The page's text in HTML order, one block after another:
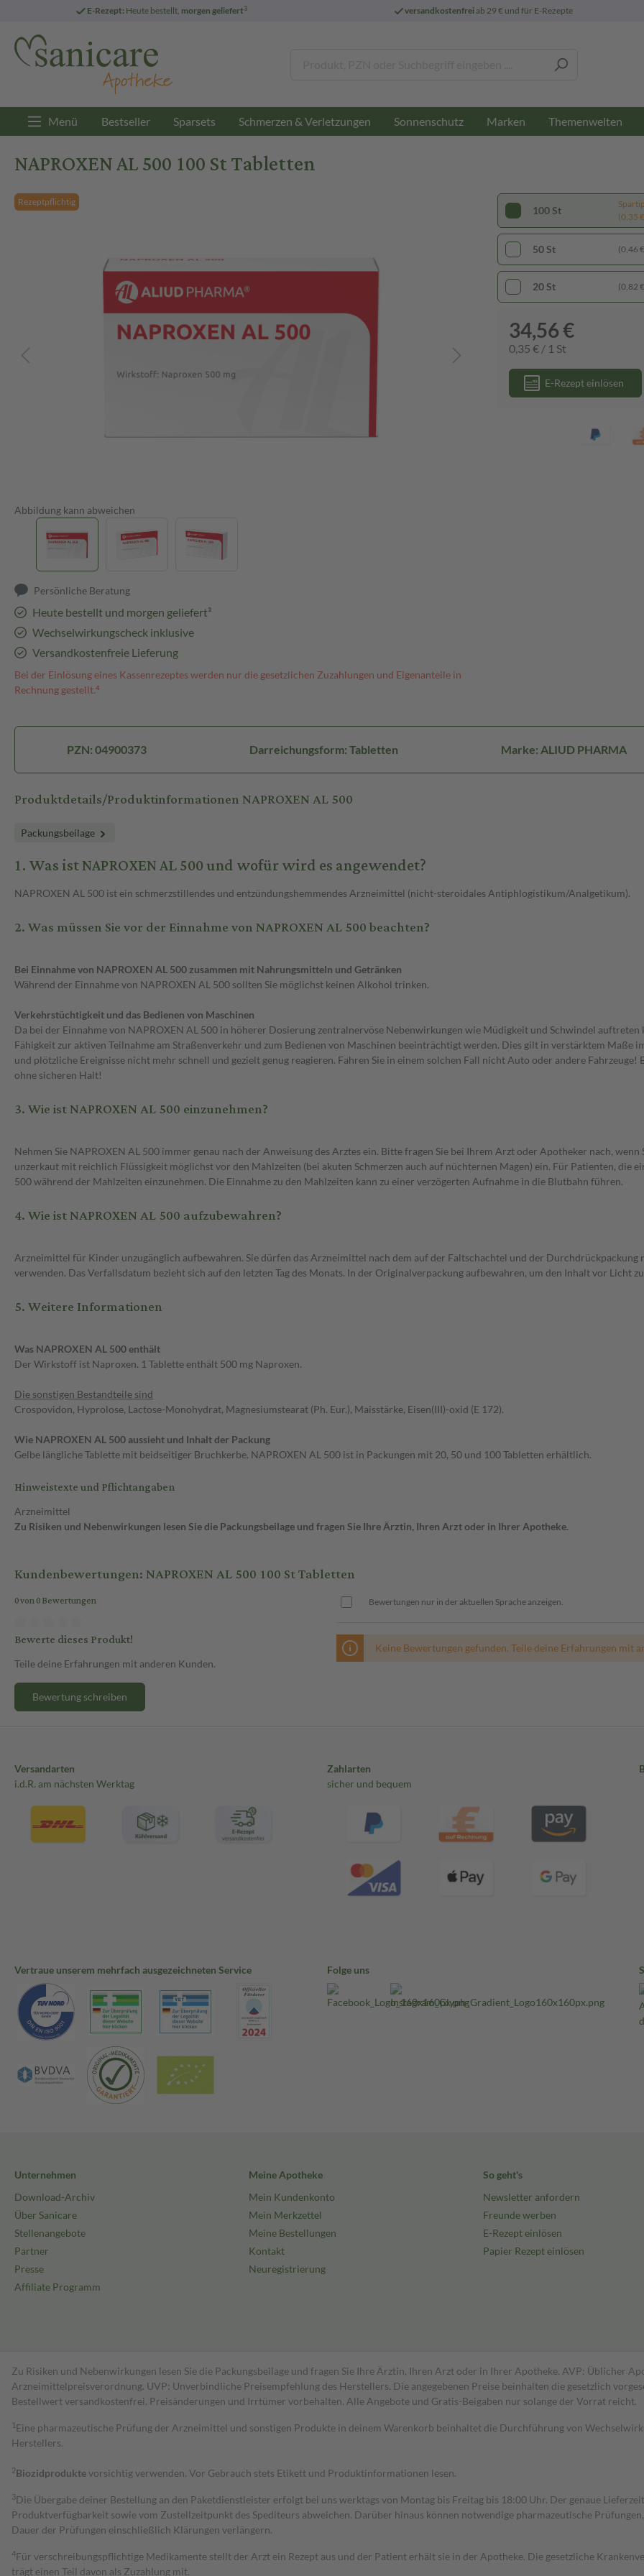
E-Rezept: Heute bestellt, morgen geliefert3 versandkostenfreiab 29 € und für E-Rezepte
Menü Bestseller Sparsets Schmerzen & Verletzungen Sonnenschutz Marken Themenwelten
NAPROXEN AL 500 100 St Tabletten
Rezeptpflichtig
Abbildung kann abweichen
Persönliche Beratung
Heute bestellt und morgen geliefert³
Wechselwirkungscheck inklusive
Versandkostenfreie Lieferung
Bei der Einlösung eines Kassenrezeptes werden nur die gesetzlichen Zuzahlungen und Eigenanteile in
Rechnung gestellt.⁴
100 St
(0,35
50 St (0,46
20 St (0,82
34,56 €
0,35 € / 1 St
E-Rezept einlösen
PZN: 04900373 Darreichungsform: Tabletten Marke: ALIUD PHARMA
Produktdetails/Produktinformationen NAPROXEN AL 500
Packungsbeilage
1. Was ist NAPROXEN AL 500 und wofür wird es angewendet?
NAPROXEN AL 500 ist ein schmerzstillendes und entzündungshemmendes Arzneimittel (nicht-steroidales Antiphlogistikum/Analgetikum).
2. Was müssen Sie vor der Einnahme von NAPROXEN AL 500 beachten?
Bei Einnahme von NAPROXEN AL 500 zusammen mit Nahrungsmitteln und Getränken
Während der Einnahme von NAPROXEN AL 500 sollten Sie möglichst keinen Alkohol trinken.
Verkehrstüchtigkeit und das Bedienen von Maschinen
Da bei der Einnahme von NAPROXEN AL 500 in höherer Dosierung zentralnervöse Nebenwirkungen wie Müdigkeit und Schwindel
Fähigkeit zur aktiven Teilnahme am Straßenverkehr und zum Bedienen von Maschinen beeinträchtigt werden. Dies gilt in verstärktem Maße
und plötzliche Ereignisse nicht mehr schnell und gezielt genug reagieren. Fahren Sie in einem solchen Fall nicht Auto oder andere
ohne sicheren Halt!
3. Wie ist NAPROXEN AL 500 einzunehmen?
Nehmen Sie NAPROXEN AL 500 immer genau nach der Anweisung des Arztes ein. Bitte fragen Sie bei Ihrem Arzt oder Apotheker nach,
unzerkaut mit reichlich Flüssigkeit möglichst vor den Mahlzeiten (bei akuten Schmerzen auch auf nüchternen Magen) ein. Für Patienten, die
500 während der Mahlzeiten einzunehmen. Die Einnahme zu den Mahlzeiten kann zu einer verzögerten Aufnahme in die Blutbahn führen.
4. Wie ist NAPROXEN AL 500 aufzubewahren?
Arzneimittel für Kinder unzugänglich aufbewahren. Sie dürfen das Arzneimittel nach dem auf der Faltschachtel und der Durchdrückpackung
verwenden. Das Verfallsdatum bezieht sich auf den letzten Tag des Monats. In der Originalverpackung aufbewahren, um den Inhalt vor Licht
5. Weitere Informationen
Was NAPROXEN AL 500 enthält
Der Wirkstoff ist Naproxen. 1 Tablette enthält 500 mg Naproxen.
Die sonstigen Bestandteile sind
Crospovidon, Hyprolose, Lactose-Monohydrat, Magnesiumstearat (Ph. Eur.), Maisstärke, Eisen(III)-oxid (E 172).
Wie NAPROXEN AL 500 aussieht und Inhalt der Packung
Gelbe längliche Tablette mit beidseitiger Bruchkerbe. NAPROXEN AL 500 ist in Packungen mit 20, 50 und 100 Tabletten erhältlich.
Hinweistexte und Pflichtangaben
Arzneimittel
Zu Risiken und Nebenwirkungen lesen Sie die Packungsbeilage und fragen Sie Ihre Ärztin, Ihren Arzt oder in Ihrer Apotheke.
Kundenbewertungen: NAPROXEN AL 500 100 St Tabletten
0 von 0 Bewertungen
Bewerte dieses Produkt!
Teile deine Erfahrungen mit anderen Kunden.
Bewertung schreiben
Bewertungen nur in der aktuellen Sprache anzeigen.
Keine Bewertungen gefunden. Teile deine Erfahrungen mit
Versandarten
i.d.R. am nächsten Werktag
Zahlarten
sicher und bequem
Vertraue unserem mehrfach ausgezeichneten Service Folge uns
Unternehmen
Download-Archiv
Über Sanicare
Stellenangebote
Partner
Presse
Affiliate Programm
Meine Apotheke
Mein Kundenkonto
Mein Merkzettel
Meine Bestellungen
Kontakt
Neuregistrierung
So geht's
Newsletter anfordern
Freunde werben
E-Rezept einlösen
Papier Rezept einlösen
Zu Risiken und Nebenwirkungen lesen Sie die Packungsbeilage und fragen Sie Ihre Ärztin, Ihren Arzt oder in Ihrer Apotheke. AVP: Üblicher
Arzneimittelpreisverordnung. UVP: Unverbindliche Preisempfehlung des Herstellers. Die angegebenen Preise beinhalten die gesetzlich
Bestell­wert versand­kosten­frei. Preisänderungen und Irrtümer vorbehalten. Alle Angebote und Gratis-Beigaben nur solange der Vorrat reicht.
1 Eine pharmazeutische Prüfung der Arzneimittel und sonstigen Produkte in deinem Warenkorb beinhaltet die Durchführung von
Herstellers.
2Biozidproduktevorsichtig verwenden. Vor Gebrauch stets Etikett und Produktinformationen lesen.
3Die Übergabe deiner Bestellung an den Paketdienstleister erfolgt bei uns werktags von Montag bis Freitag bis 18:00 Uhr. Der genaue
Produktverfügbarkeit sowie vom Zustellzeitpunkt des Spediteurs abweichen. Darüber hinaus können notwendige pharmazeutische
Dauer der Prüfungen einschließlich Klärungen verlängern.
4Für verschreibungspflichtige Medikamente stellt der Arzt ein Rezept aus und der Patient erhält sie in der Apotheke. Die gesetzliche
trägt einen Teil davon als Zuzahlung mit.